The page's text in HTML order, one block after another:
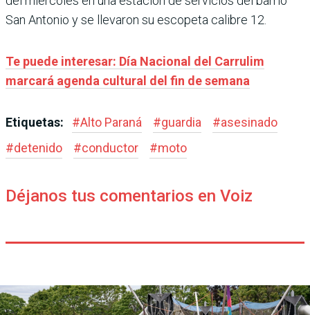
San Antonio y se llevaron su escopeta calibre 12.
Te puede interesar: Día Nacional del Carrulim
marcará agenda cultural del fin de semana
Etiquetas: #Alto Paraná #guardia #asesinado
#detenido #conductor #moto
Déjanos tus comentarios en Voiz